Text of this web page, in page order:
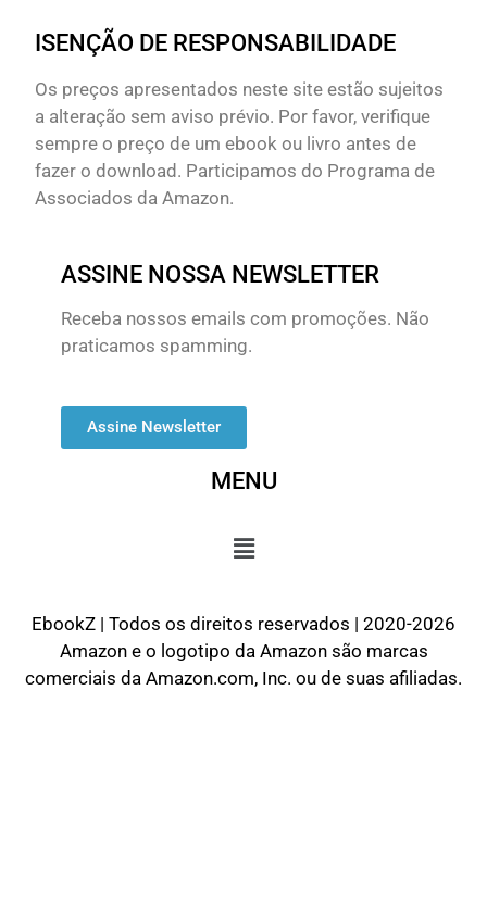
ISENÇÃO DE RESPONSABILIDADE
Os preços apresentados neste site estão sujeitos
a alteração sem aviso prévio. Por favor, verifique
sempre o preço de um ebook ou livro antes de
fazer o download. Participamos do Programa de
Associados da Amazon.
ASSINE NOSSA NEWSLETTER
Receba nossos emails com promoções. Não
praticamos spamming.
Assine Newsletter
MENU
EbookZ | Todos os direitos reservados | 2020-2026
Amazon e o logotipo da Amazon são marcas
comerciais da Amazon.com, Inc. ou de suas afiliadas.